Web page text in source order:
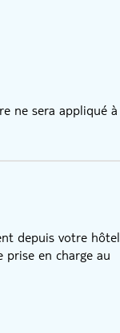
ne sera appliqué à
depuis votre hôtel
prise en charge au